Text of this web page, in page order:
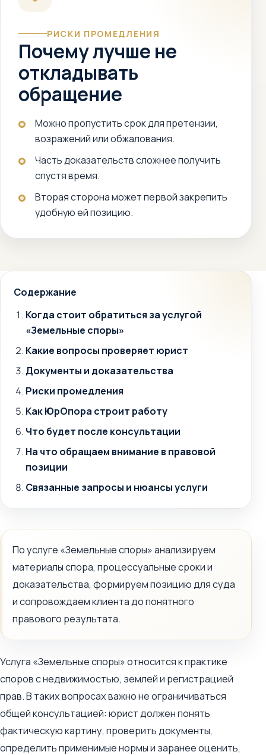
РИСКИ ПРОМЕДЛЕНИЯ
Почему лучше не
откладывать
обращение
Можно пропустить срок для претензии,
возражений или обжалования.
Часть доказательств сложнее получить
спустя время.
Вторая сторона может первой закрепить
удобную ей позицию.
Содержание
Когда стоит обратиться за услугой
«Земельные споры»
Какие вопросы проверяет юрист
Документы и доказательства
Риски промедления
Как ЮрОпора строит работу
Что будет после консультации
На что обращаем внимание в правовой
позиции
Связанные запросы и нюансы услуги
По услуге «Земельные споры» анализируем
материалы спора, процессуальные сроки и
доказательства, формируем позицию для суда
и сопровождаем клиента до понятного
правового результата.
Услуга «Земельные споры» относится к практике
споров с недвижимостью, землей и регистрацией
прав. В таких вопросах важно не ограничиваться
общей консультацией: юрист должен понять
фактическую картину, проверить документы,
определить применимые нормы и заранее оценить,